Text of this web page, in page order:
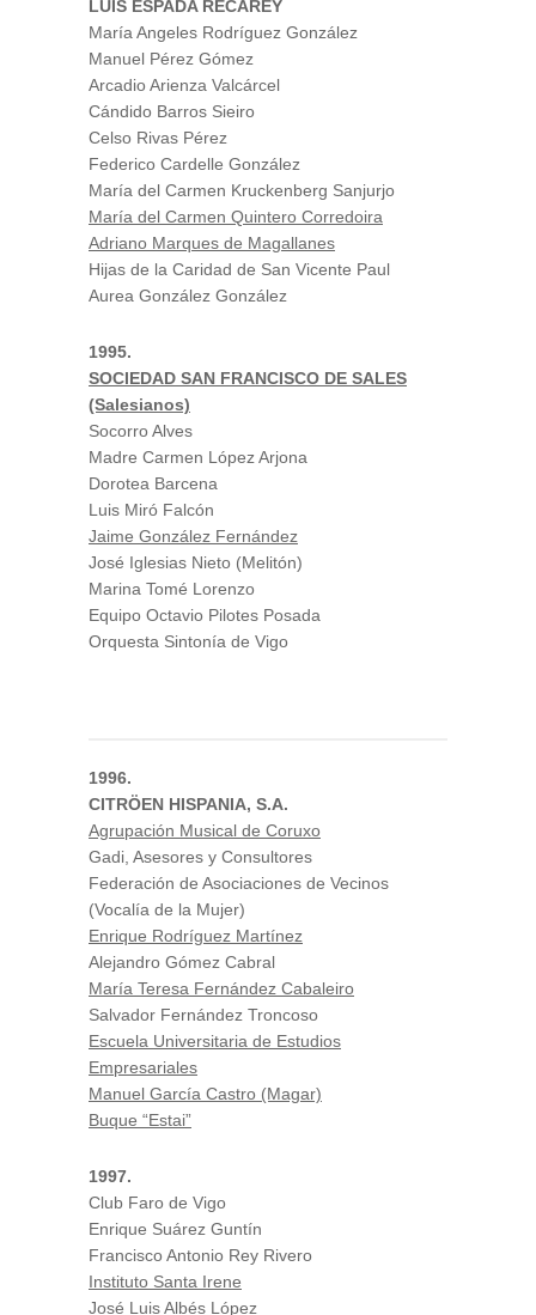
LUIS ESPADA RECAREY
María Angeles Rodríguez González
Manuel Pérez Gómez
Arcadio Arienza Valcárcel
Cándido Barros Sieiro
Celso Rivas Pérez
Federico Cardelle González
María del Carmen Kruckenberg Sanjurjo
María del Carmen Quintero Corredoira
Adriano Marques de Magallanes
Hijas de la Caridad de San Vicente Paul
Aurea González González
1995.
SOCIEDAD SAN FRANCISCO DE SALES
(Salesianos)
Socorro Alves
Madre Carmen López Arjona
Dorotea Barcena
Luis Miró Falcón
Jaime González Fernández
José Iglesias Nieto (Melitón)
Marina Tomé Lorenzo
Equipo Octavio Pilotes Posada
Orquesta Sintonía de Vigo
1996.
CITRÖEN HISPANIA, S.A.
Agrupación Musical de Coruxo
Gadi, Asesores y Consultores
Federación de Asociaciones de Vecinos
(Vocalía de la Mujer)
Enrique Rodríguez Martínez
Alejandro Gómez Cabral
María Teresa Fernández Cabaleiro
Salvador Fernández Troncoso
Escuela Universitaria de Estudios
Empresariales
Manuel García Castro (Magar)
Buque “Estai”
1997.
Club Faro de Vigo
Enrique Suárez Guntín
Francisco Antonio Rey Rivero
Instituto Santa Irene
José Luis Albés López